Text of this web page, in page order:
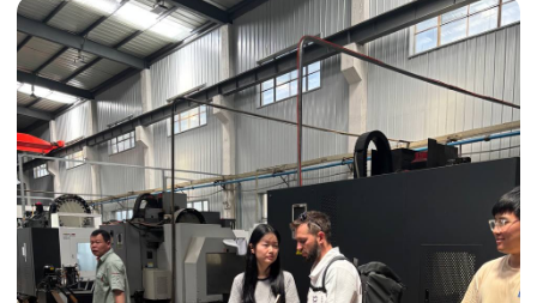
ИНДИВИДУАЛЬНЫЕ УСЛУГИ
Выгодные условия
Сертификация грузов
Консолидация грузов
Сопровождение грузов
Таможенное оформление
Страхование груза
Получить консультацию